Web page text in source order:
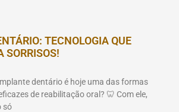
TECNOLOGIA QUE
SORRISOS!
dentário é hoje uma das formas
de reabilitação oral? 🦷 Com ele,
só